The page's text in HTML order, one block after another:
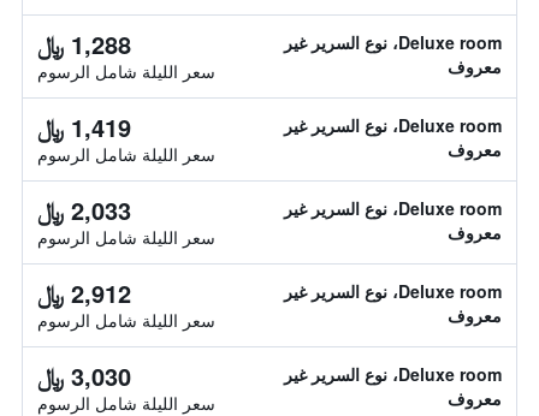
Deluxe room، نوع السرير غير
معروف
1,288 ﷼
سعر الليلة شامل الرسوم
Deluxe room، نوع السرير غير
معروف
1,419 ﷼
سعر الليلة شامل الرسوم
Deluxe room، نوع السرير غير
معروف
2,033 ﷼
سعر الليلة شامل الرسوم
Deluxe room، نوع السرير غير
معروف
2,912 ﷼
سعر الليلة شامل الرسوم
Deluxe room، نوع السرير غير
معروف
3,030 ﷼
سعر الليلة شامل الرسوم